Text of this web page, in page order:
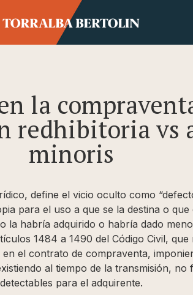
la
redhibitoria vs
minoris
define el vicio oculto como
para el uso a que se la destina o
habría adquirido o habría dado
1484 a 1490 del Código Civil,
el contrato de compraventa,
al tiempo de la transmisión, no
detectables para el adquirente.